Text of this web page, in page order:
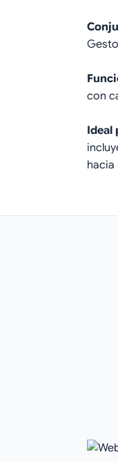
con
Ideal
hacia